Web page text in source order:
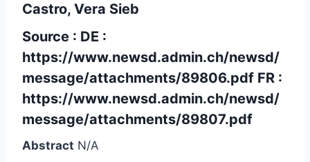
Castro, Vera Sieb
Source : DE :
https://www.newsd.admin.ch/newsd/
message/attachments/89806.pdfFR :
https://www.newsd.admin.ch/newsd/
message/attachments/89807.pdf
Abstract N/A